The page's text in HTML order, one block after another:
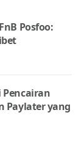
Posfoo:
Pencairan
Paylater yang